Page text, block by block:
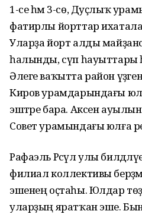
1-се һәм 3-сө, Дуҫлыҡ
фатирлы йорттар
Уларҙа йорт алды
һалынды, сүп һауыттары
Әлеге ваҡытта район
Киров урамдарындағы
эштәре бара. Аксен
Совет урамындағы юлға
Рафаэль Рәсүл улы
филиал коллективы берҙәм
эшенең оҫтаһы. Юлдар
уларҙың яратҡан эше.